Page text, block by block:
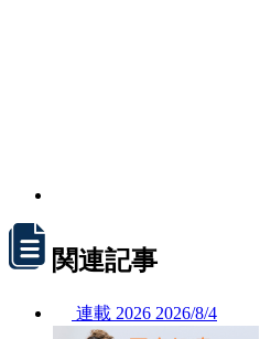
関連記事
連載 2026 2026/8/4